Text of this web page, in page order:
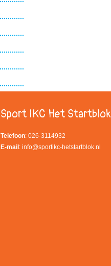
Sport IKC Het Startblok
Telefoon: 026-3114932
E-mail : info@sportikc-hetstartblok.nl